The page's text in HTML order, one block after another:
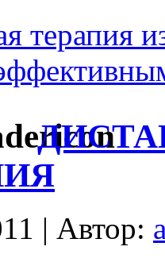
терапия
| Автор: